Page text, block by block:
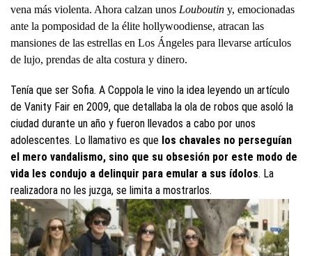
vena más violenta. Ahora calzan unos Louboutin y, emocionadas
ante la pomposidad de la élite hollywoodiense, atracan las
mansiones de las estrellas en Los Ángeles para llevarse artículos
de lujo, prendas de alta costura y dinero.
Tenía que ser Sofia. A Coppola le vino la idea leyendo un artículo
de Vanity Fair en 2009, que detallaba la ola de robos que asoló la
ciudad durante un año y fueron llevados a cabo por unos
adolescentes. Lo llamativo es que los chavales no perseguían
el mero vandalismo, sino que su obsesión por este modo de
vida les condujo a delinquir para emular a sus ídolos. La
realizadora no les juzga, se limita a mostrarlos.